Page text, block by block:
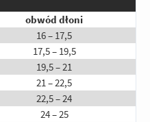
obwód dłoni
16 – 17,5
17,5 – 19,5
19,5 – 21
21 – 22,5
22,5 – 24
24 – 25